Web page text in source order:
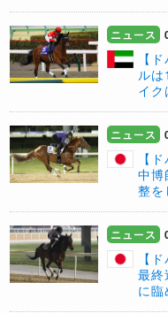
ニュース
【
ル
イ
ニュース
【
中博
整を
ニュース
【
最終
に